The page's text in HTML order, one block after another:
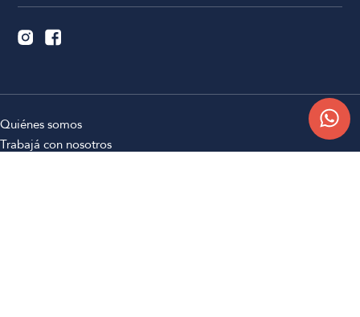
Quiénes somos
Trabajá con nosotros